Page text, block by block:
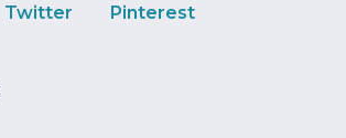
Twitter Pinterest